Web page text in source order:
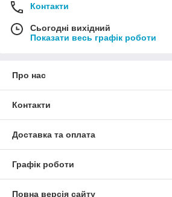
Контакти
Сьогодні вихідний
Показати весь графік роботи
Про нас
Контакти
Доставка та оплата
Графік роботи
Повна версія сайту